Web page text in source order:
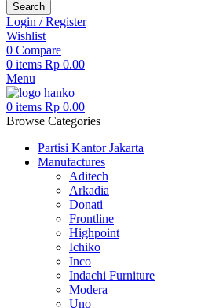
Search
Login / Register
Wishlist
0 Compare
0 items Rp 0.00
Menu
0 items Rp 0.00
Browse Categories
Partisi Kantor Jakarta
Manufactures
Aditech
Arkadia
Donati
Frontline
Highpoint
Ichiko
Inco
Indachi Furniture
Modera
Uno